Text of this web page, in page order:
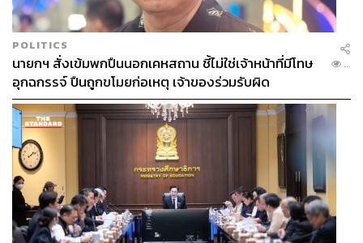
POLITICS
นายกฯ สั่งเข้มพกปืนนอกเคหสถาน ชี้ไม่ใช่เจ้าหน้าที่มีโทษ
อุกฉกรรจ์ ปืนถูกขโมยก่อเหตุ เจ้าของร่วมรับผิด
...